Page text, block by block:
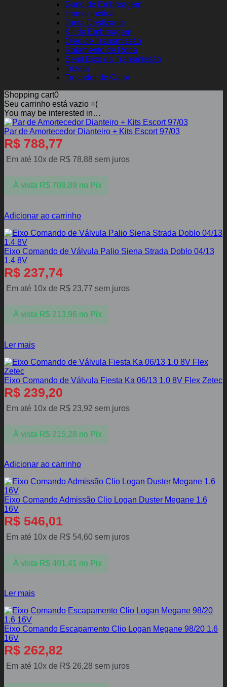
Garfo de Embreagem
Homocinética
Junta Deslizante
Kit de Embreagem
Óleo de Transmissão
Rolamento de Roda
Semi Eixo da Transmissão
Trizeta
Trocador de Calor
Shopping cart0
Seu carrinho está vazio =(
You may be interested in…
Par de Amortecedor Dianteiro + Kits Escort 97/03
R$ 788,77
Em até 10x de R$ 78,88 sem juros
À vista R$709,89 no Pix
Adicionar ao carrinho
Eixo Comando de Válvula Palio Siena Strada Doblo 04/13
1.4 8V
R$ 237,74
Em até 10x de R$ 23,77 sem juros
À vista R$213,96 no Pix
Ler mais
Eixo Comando de Válvula Fiesta Ka 06/13 1.0 8V Flex Zetec
R$ 239,20
Em até 10x de R$ 23,92 sem juros
À vista R$215,28 no Pix
Adicionar ao carrinho
Eixo Comando Admissão Clio Logan Duster Megane 1.6
16V
R$ 546,01
Em até 10x de R$ 54,60 sem juros
À vista R$491,41 no Pix
Ler mais
Eixo Comando Escapamento Clio Logan Megane 98/20 1.6
16V
R$ 262,82
Em até 10x de R$ 26,28 sem juros